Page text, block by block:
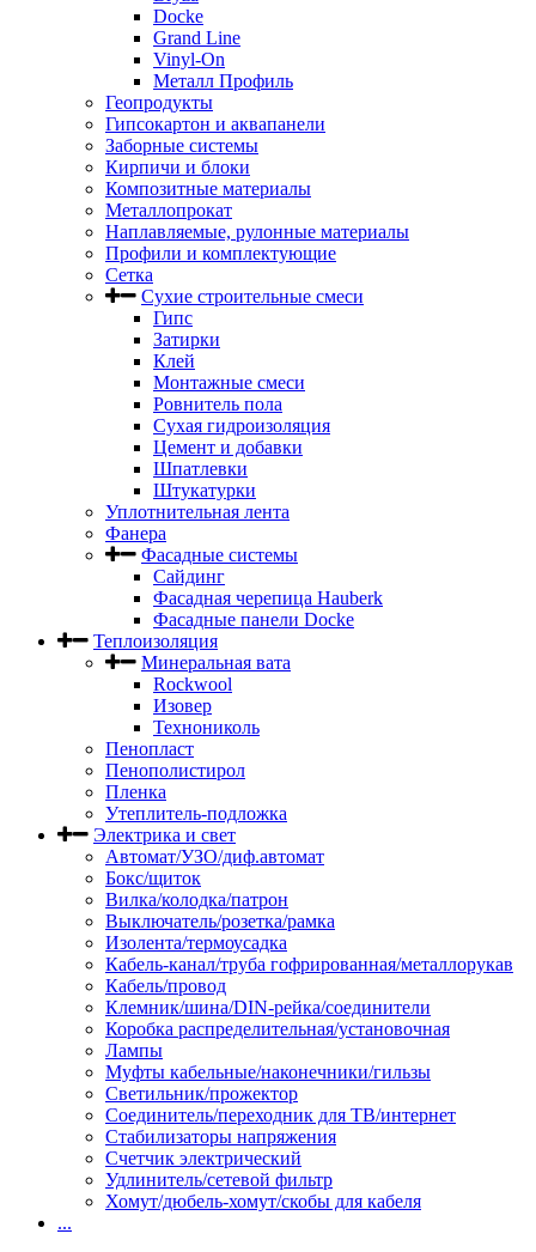
Docke
Grand Line
Vinyl-On
Металл Профиль
Геопродукты
Гипсокартон и аквапанели
Заборные системы
Кирпичи и блоки
Композитные материалы
Металлопрокат
Наплавляемые, рулонные материалы
Профили и комплектующие
Сетка
Сухие строительные смеси
Гипс
Затирки
Клей
Монтажные смеси
Ровнитель пола
Сухая гидроизоляция
Цемент и добавки
Шпатлевки
Штукатурки
Уплотнительная лента
Фанера
Фасадные системы
Сайдинг
Фасадная черепица Hauberk
Фасадные панели Docke
Теплоизоляция
Минеральная вата
Rockwool
Изовер
Технониколь
Пенопласт
Пенополистирол
Пленка
Утеплитель-подложка
Электрика и свет
Автомат/УЗО/диф.автомат
Бокс/щиток
Вилка/колодка/патрон
Выключатель/розетка/рамка
Изолента/термоусадка
Кабель-канал/труба гофрированная/металлорукав
Кабель/провод
Клемник/шина/DIN-рейка/соединители
Коробка распределительная/установочная
Лампы
Муфты кабельные/наконечники/гильзы
Светильник/прожектор
Соединитель/переходник для ТВ/интернет
Стабилизаторы напряжения
Счетчик электрический
Удлинитель/сетевой фильтр
Хомут/дюбель-хомут/скобы для кабеля
...